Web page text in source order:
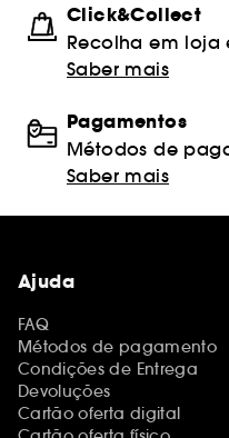
Click&Collect
Recolha em loja
Saber mais
Pagamentos
Métodos de
Saber mais
Ajuda
FAQ
Métodos de pagamento
Condições de Entrega
Devoluções
Cartão oferta digital